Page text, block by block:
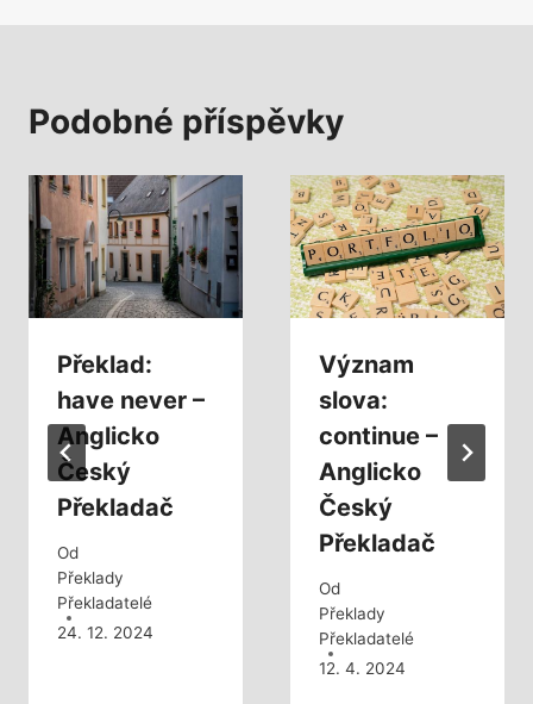
Podobné příspěvky
Překlad:
have never –
Anglicko
Český
Překladač
Od
Překlady
Překladatelé
24. 12. 2024
Význam
slova:
continue –
Anglicko
Český
Překladač
Od
Překlady
Překladatelé
12. 4. 2024